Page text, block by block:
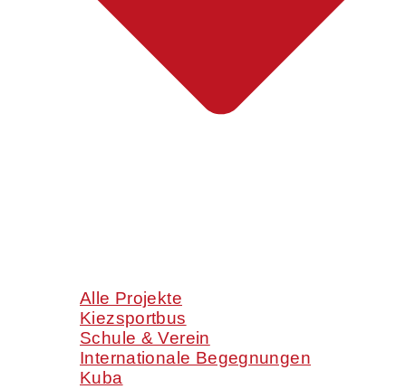
Alle Projekte
Kiezsportbus
Schule & Verein
Internationale Begegnungen
Kuba